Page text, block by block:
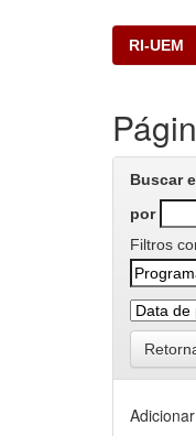
RI-UEM
Buscar
por
Filtros